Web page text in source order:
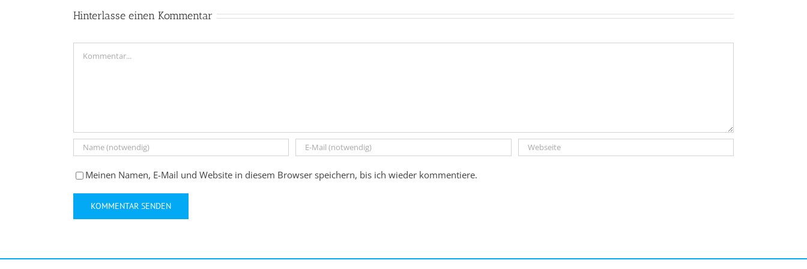
Hinterlasse einen Kommentar
Meinen Namen, E-Mail und Website in diesem Browser speichern, bis ich wieder kommentiere.